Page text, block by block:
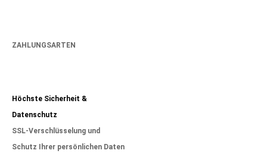
ZAHLUNGSARTEN
Höchste Sicherheit &
Datenschutz
SSL-Verschlüsselung und
Schutz Ihrer persönlichen Daten